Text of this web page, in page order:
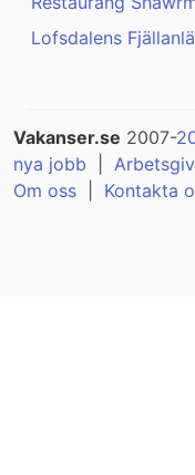
Lofsdalens
Vakanser.se 2007-
nya jobb
Om oss
Kontakta